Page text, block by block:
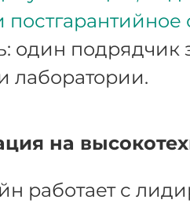
один подрядчик
лаборатории.
на
работает с